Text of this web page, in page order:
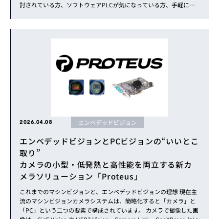
討されている方、ソフトウェアPLCが気になっている方、手軽にお
2026.04.08 エンベデッドビジョン
エンベデッドビジョンとPCビジョンの“いいとこ
取り”
カメラの小型・低発熱と高性能を両立する新カ
メラソリューション「Proteus」
これまでのマシンビジョンと、エンベデッドビジョンの理想 現在主
流のマシンビジョンカメラシステムは、簡略化すると「カメラ」と
「PC」という二つの要素で構成されています。 カメラで撮像した画